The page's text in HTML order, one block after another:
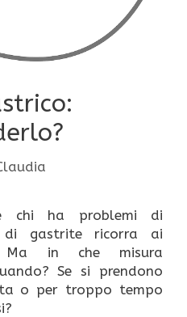
chi ha problemi di
gastrite ricorra ai
Ma in che misura
Se si prendono
o per troppo tempo